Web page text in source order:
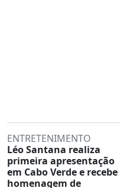
ENTRETENIMENTO
Léo Santana realiza
primeira apresentação
em Cabo Verde e recebe
homenagem de